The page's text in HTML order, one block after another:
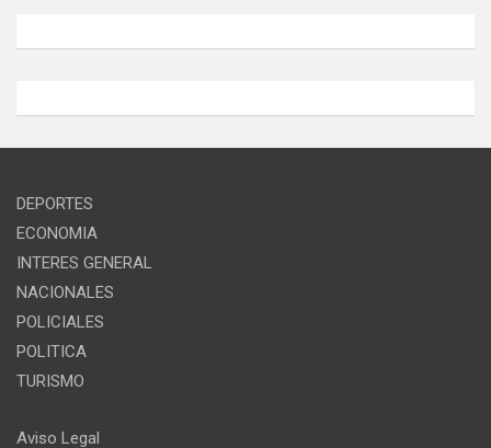
DEPORTES
ECONOMIA
INTERES GENERAL
NACIONALES
POLICIALES
POLITICA
TURISMO
Aviso Legal